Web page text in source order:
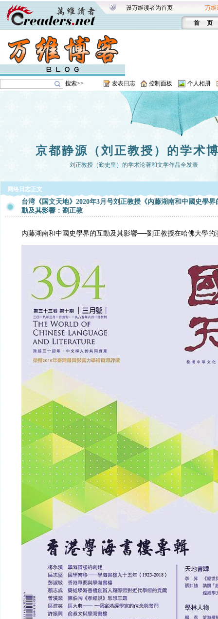
设万维读者为首页 万维
首 页
搜索>> 发表日志 控制面板 个人相册
京都静源（刘正教授）的学术
刘正教授（勤史皇）的学术论著和文学作品全发表
网络日志正文
台湾《国文天地》2020年3月号刘正教授《內藤湖南和中國史學界
動及其影響：劉正教
內藤湖南和中國史學界的互動及其影響──劉正教授在哈佛大學